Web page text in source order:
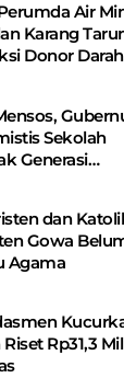
Air
Karang
Donor Darah
Sekolah
Generasi
dan
Gowa
Agama
Rp31,3